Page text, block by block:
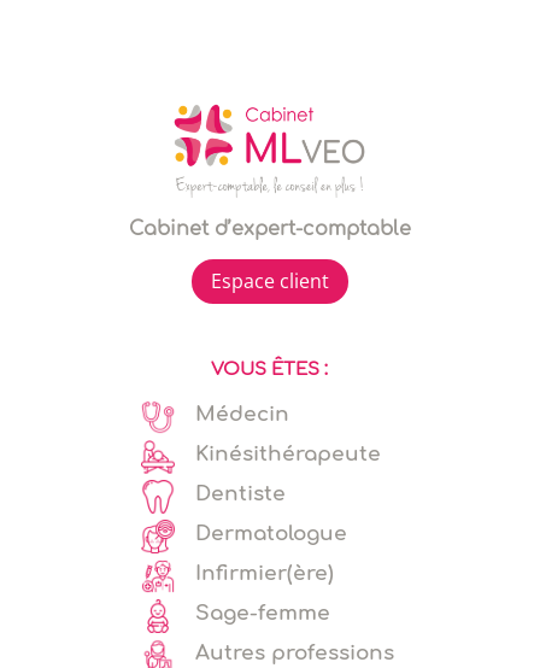
Cabinet d’expert-comptable
Espace client
VOUS ÊTES :
Médecin
Kinésithérapeute
Dentiste
Dermatologue
Infirmier(ère)
Sage-femme
Autres professions